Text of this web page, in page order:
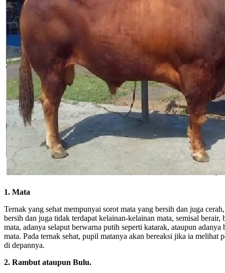
1. Mata
Ternak yang sehat mempunyai sorot mata yang bersih dan juga
bersih dan juga tidak terdapat kelainan-kelainan mata, semisal berair,
mata, adanya selaput berwarna putih seperti katarak, ataupun
mata. Pada ternak sehat, pupil matanya akan bereaksi jika ia melihat
di depannya.
2. Rambut ataupun Bulu.